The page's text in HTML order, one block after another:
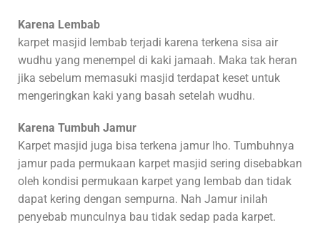
Karena Lembab
karpet masjid lembab terjadi karena terkena sisa air
wudhu yang menempel di kaki jamaah. Maka tak heran
jika sebelum memasuki masjid terdapat keset untuk
mengeringkan kaki yang basah setelah wudhu.
Karena Tumbuh Jamur
Karpet masjid juga bisa terkena jamur lho. Tumbuhnya
jamur pada permukaan karpet masjid sering disebabkan
oleh kondisi permukaan karpet yang lembab dan tidak
dapat kering dengan sempurna. Nah Jamur inilah
penyebab munculnya bau tidak sedap pada karpet.